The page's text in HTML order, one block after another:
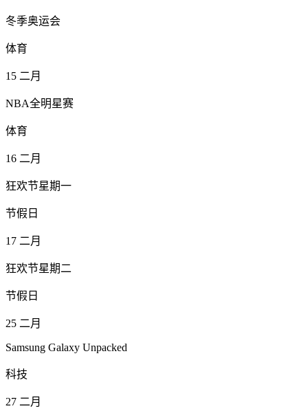
冬季奥运会
体育
15 二月
NBA全明星赛
体育
16 二月
狂欢节星期一
节假日
17 二月
狂欢节星期二
节假日
25 二月
Samsung Galaxy Unpacked
科技
27 二月